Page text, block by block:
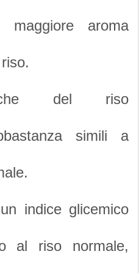
aroma
del riso
simili a
indice glicemico
al riso normale,